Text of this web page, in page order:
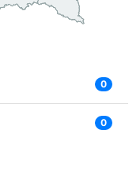
0
0